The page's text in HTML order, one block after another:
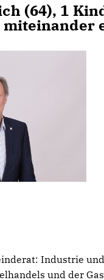
(64), 1
Industrie
und der